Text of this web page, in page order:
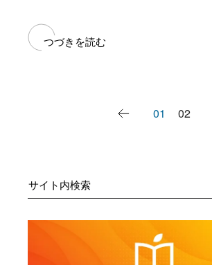
つづきを読む
ペ
ー
ジ
01 02
索